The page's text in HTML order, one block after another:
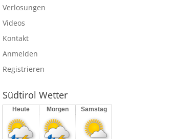
Verlosungen
Videos
Kontakt
Anmelden
Registrieren
Südtirol Wetter
Heute Morgen Samstag